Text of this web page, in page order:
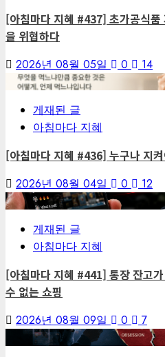
[아침마다 지혜 #437] 초가공식품
을 위협하다
2026년 08월 05일 0
14
게재된 글
아침마다 지혜
[아침마다 지혜 #436] 누구나 지
2026년 08월 04일 0
12
1
게재된 글
아침마다 지혜
[아침마다 지혜 #441] 통장 잔고
수 없는 쇼핑
2026년 08월 09일 0
7